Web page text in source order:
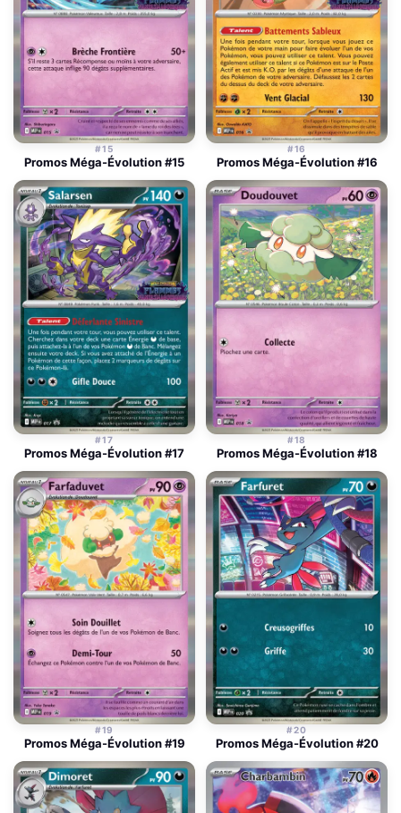
#15
Promos Méga-Évolution #15
#16
Promos Méga-Évolution #16
#17
Promos Méga-Évolution #17
#18
Promos Méga-Évolution #18
#19
Promos Méga-Évolution #19
#20
Promos Méga-Évolution #20